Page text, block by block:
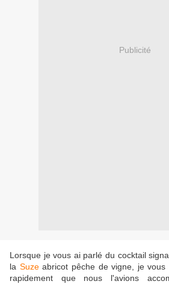
Publicité
Lorsque je vous ai parlé du cocktail
la Suzeabricot pêche de vigne, je vous
rapidement que nous l'avions